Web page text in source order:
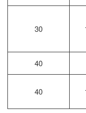
30
40
40